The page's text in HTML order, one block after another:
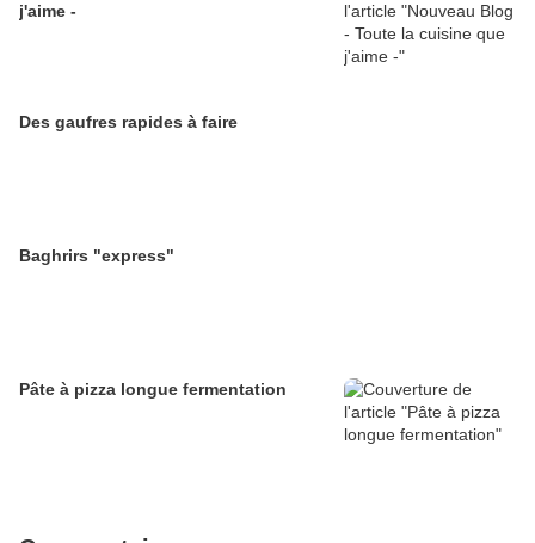
j'aime -
Des gaufres rapides à faire
Baghrirs "express"
Pâte à pizza longue fermentation